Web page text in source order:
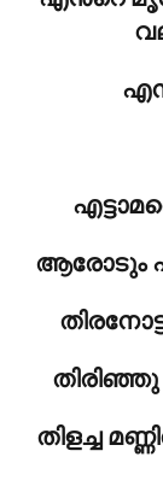
ആരോടും
തിരിഞ്ഞു
തിളച്ച